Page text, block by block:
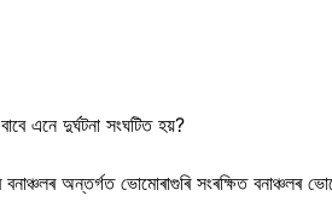
এনে দুৰ্ঘটনা সংঘটিত হয়?
অন্তৰ্গত ভোমোৰাগুৰি সংৰক্ষিত বনাঞ্চলৰ